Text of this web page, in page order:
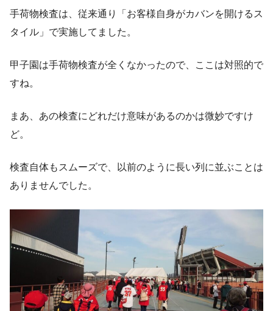
手荷物検査は、従来通り「お客様自身がカバンを開けるス
タイル」で実施してました。
甲子園は手荷物検査が全くなかったので、ここは対照的で
すね。
まあ、あの検査にどれだけ意味があるのかは微妙ですけ
ど。
検査自体もスムーズで、以前のように長い列に並ぶことは
ありませんでした。